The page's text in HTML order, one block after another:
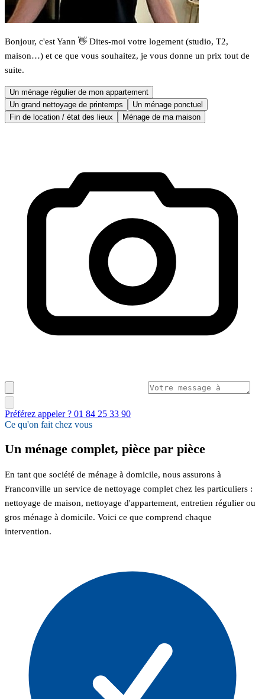
Bonjour, c'est Yann 👋 Dites-moi votre logement (studio, T2,
maison…) et ce que vous souhaitez, je vous donne un prix tout de
suite.
Un ménage régulier de mon appartement
Un grand nettoyage de printemps
Un ménage ponctuel
Fin de location / état des lieux
Ménage de ma maison
Préférez appeler ? 01 84 25 33 90
Ce qu'on fait chez vous
Un ménage complet, pièce par pièce
En tant que société de ménage à domicile, nous assurons à
Franconville un service de nettoyage complet chez les particuliers :
nettoyage de maison, nettoyage d'appartement, entretien régulier ou
gros ménage à domicile. Voici ce que comprend chaque
intervention.